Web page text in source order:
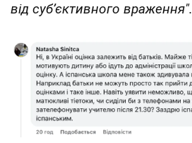
від субʼєктивного враження".